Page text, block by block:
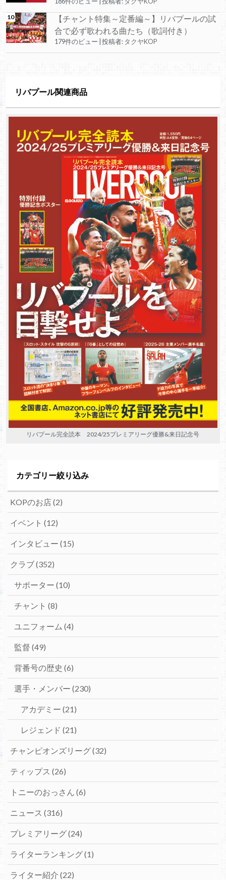
【チャント特集～定番編～】リバプールの試
合で必ず歌われる曲たち（歌詞付き）
179件のビュー 投稿者: タクヤKOP
リバプール関連商品
リバプール完全読本 2024/25プレミアリーグ優勝&来日記念号
カテゴリー絞り込み
KOPのお店(2)
イベント (12)
インタビュー (15)
クラブ(352)
サポーター (10)
チャント (8)
ユニフォーム (4)
監督 (49)
背番号の歴史 (6)
選手・メンバー (230)
アカデミー (21)
レジェンド (21)
チャンピオンズリーグ(32)
ティップス (26)
トニーのおっさん (6)
ニュース (316)
プレミアリーグ(24)
ライターランキング(1)
ライター紹介 (22)